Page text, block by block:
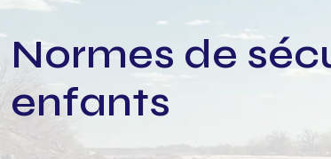
Normes de
enfants